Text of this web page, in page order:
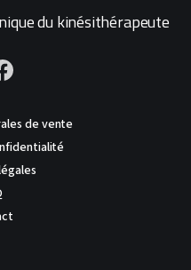
du kinésithérapeute
de vente